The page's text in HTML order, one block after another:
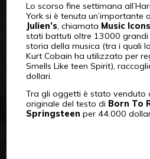
Lo scorso fine settimana
York si è tenuta
Julien’s, chiamata Music
stati battuti oltre 13000 grandi
storia della musica (tra i quali
Kurt Cobain ha utilizzato per
Smells Like teen Spirit),
dollari.
Tra gli oggetti è stato venduto
originale del testo di Born To
Springsteen per 44.000